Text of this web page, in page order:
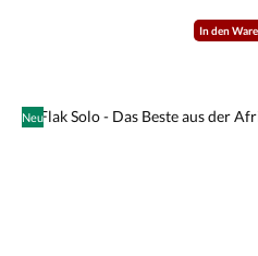
In den
Neu